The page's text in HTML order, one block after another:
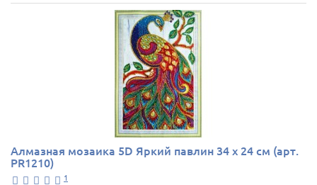
Алмазная мозаика 5D Яркий павлин 34 х 24 см (арт.
PR1210)
1